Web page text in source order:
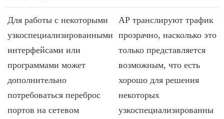
Для работы с некоторыми
узкоспециализированными
интерфейсами или
программами может
дополнительно
потребоваться переброс
портов на сетевом
АР транслируют трафик
прозрачно, насколько это
только представляется
возможным, что есть
хорошо для решения
некоторых
узкоспециализированны